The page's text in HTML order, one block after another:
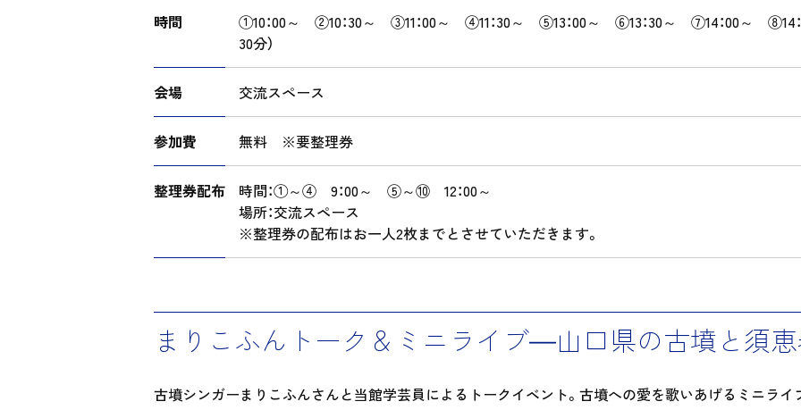
時間
①10：00～ ②10：30～ ③11：00～ ④11：30～ ⑤13：00～ ⑥13：30～ ⑦14：00～ ⑧14
30分）
会場 交流スペース
参加費 無料 ※要整理券
整理券配布
時間：①～④ 9：00～ ⑤～⑩ 12：00～
場所：交流スペース
※整理券の配布はお一人2枚までとさせていただきます。
まりこふんトーク＆ミニライブ―山口県の古墳と須恵
古墳シンガーまりこふんさんと当館学芸員によるトークイベント。古墳への愛を歌いあげるミニライ